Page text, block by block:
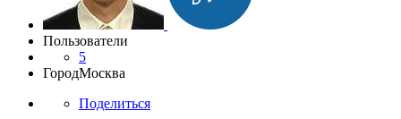
Пользователи
5
ГородМосква
Поделиться